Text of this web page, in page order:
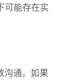
可能存在实
沟通。如果